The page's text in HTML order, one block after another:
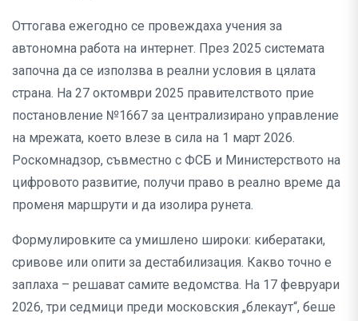
Оттогава ежегодно се провеждаха учения за
автономна работа на интернет. През 2025 системата
започна да се използва в реални условия в цялата
страна. На 27 октомври 2025 правителството прие
постановление №1667 за централизирано управление
на мрежата, което влезе в сила на 1 март 2026.
Роскомнадзор, съвместно с ФСБ и Министерството на
цифровото развитие, получи право в реално време да
променя маршрути и да изолира рунета.
Формулировките са умишлено широки: кибератаки,
сривове или опити за дестабилизация. Какво точно е
заплаха – решават самите ведомства. На 17 февруари
2026, три седмици преди московския „блекаут“, беше